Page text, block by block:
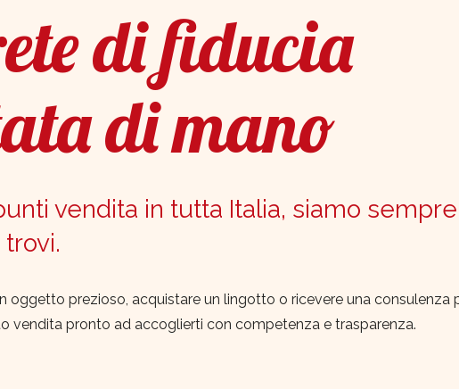
di fiducia
di mano
vendita in tutta Italia, siamo
oggetto prezioso, acquistare un lingotto o ricevere una consulenza
vendita pronto ad accoglierti con competenza e trasparenza.